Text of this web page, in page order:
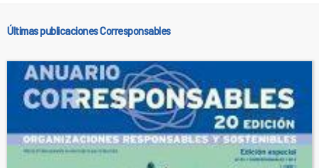
Últimas publicaciones Corresponsables